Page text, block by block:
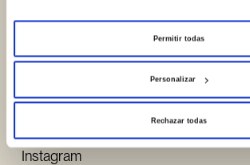
Permitir todas
Personalizar
Rechazar todas
01013, Vitoria-Gasteiz (España)
Voir Google Maps
Instagram